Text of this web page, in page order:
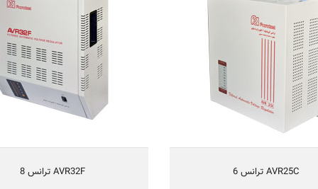
AVR32F ترانس 8
ترانس قابل استفاده برای
مجهز به مدار تاخیر جهت حفاظت
دارای فیلتر در مقابل نویزها و
اتو ترانس با رنج وسیع
یکسال گارانتی و 5
AVR25C ترانس 6
قابل استفاده برای کولرهای گازی
و تثبیت ولتاژ برق شهر(اتو ترانس)
فیلتر درمقابل نویزها و اختلالات برق
مجهز به هشداردهنده صوتی
به مدار تاخیر جهت حفاظت دستگاه‌ها
یکسال گارانتی و 5 سال تامین قطعات